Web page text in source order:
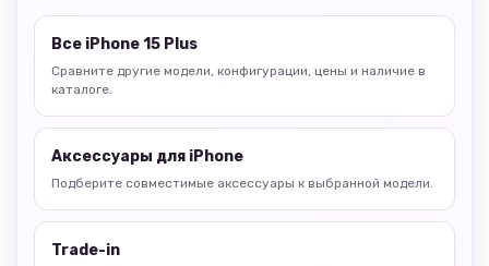
Все iPhone 15 Plus
Сравните другие модели, конфигурации, цены и наличие в
каталоге.
Аксессуары для iPhone
Подберите совместимые аксессуары к выбранной модели.
Trade-in